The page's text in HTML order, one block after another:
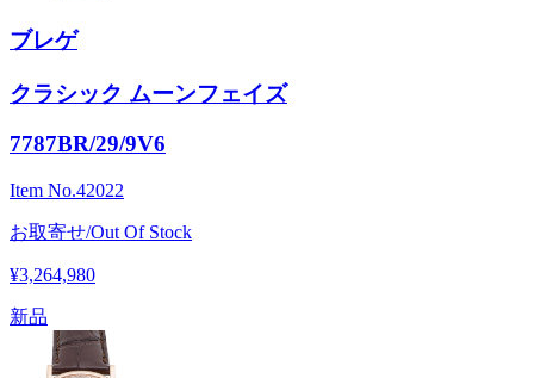
ブレゲ
クラシック ムーンフェイズ
7787BR/29/9V6
Item No.42022
お取寄せ/Out Of Stock
¥3,264,980
新品